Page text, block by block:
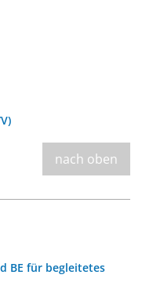
nach oben
BE für begleitetes